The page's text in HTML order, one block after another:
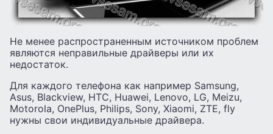
Не менее распространенным источником проблем
являются неправильные драйверы или их
недостаток.
Для каждого телефона как например Samsung,
Asus, Blackview, HTC, Huawei, Lenovo, LG, Meizu,
Motorola, OnePlus, Philips, Sony, Xiaomi, ZTE, fly
нужны свои индивидуальные драйвера.